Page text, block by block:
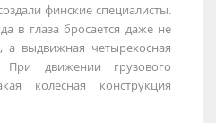
финские специалисты.
в глаза бросается даже не
а выдвижная четырехосная
При движении грузового
колесная конструкция